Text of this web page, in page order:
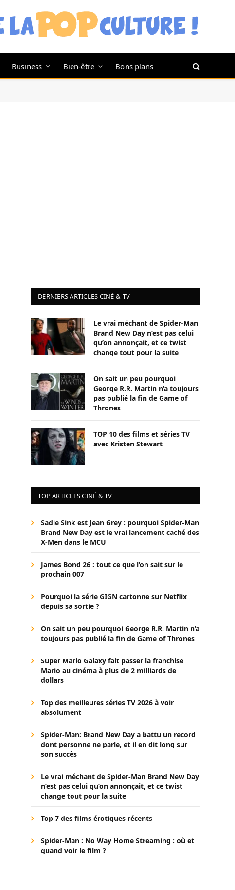
Business Bien-être Bons plans
DERNIERS ARTICLES CINÉ & TV
Le vrai méchant de Spider-Man
Brand New Day n’est pas celui
qu’on annonçait, et ce twist
change tout pour la suite
On sait un peu pourquoi
George R.R. Martin n’a toujours
pas publié la fin de Game of
Thrones
TOP 10 des films et séries TV
avec Kristen Stewart
TOP ARTICLES CINÉ & TV
Sadie Sink est Jean Grey : pourquoi Spider-Man
Brand New Day est le vrai lancement caché des
X-Men dans le MCU
James Bond 26 : tout ce que l’on sait sur le
prochain 007
Pourquoi la série GIGN cartonne sur Netflix
depuis sa sortie ?
On sait un peu pourquoi George R.R. Martin n’a
toujours pas publié la fin de Game of Thrones
Super Mario Galaxy fait passer la franchise
Mario au cinéma à plus de 2 milliards de
dollars
Top des meilleures séries TV 2026 à voir
absolument
Spider-Man: Brand New Day a battu un record
dont personne ne parle, et il en dit long sur
son succès
Le vrai méchant de Spider-Man Brand New Day
n’est pas celui qu’on annonçait, et ce twist
change tout pour la suite
Top 7 des films érotiques récents
Spider-Man : No Way Home Streaming : où et
quand voir le film ?